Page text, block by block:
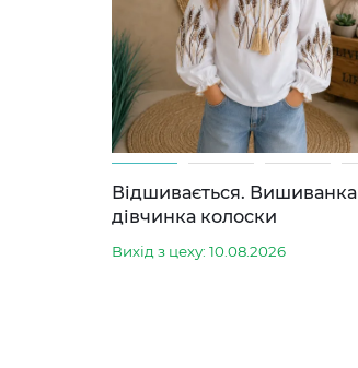
Відшивається. Вишиванка
дівчинка колоски
Вихід з цеху: 10.08.2026